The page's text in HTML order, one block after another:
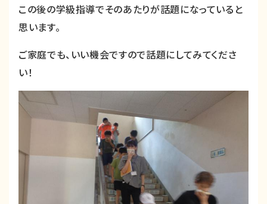
この後の学級指導でそのあたりが話題になっていると
思います。
ご家庭でも、いい機会ですので話題にしてみてくださ
い！